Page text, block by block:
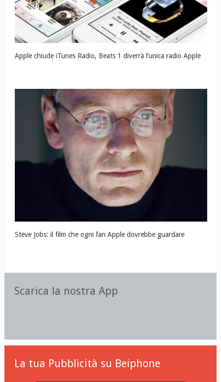
Apple chiude iTunes Radio, Beats 1 diverrà l’unica radio Apple
Steve Jobs: il film che ogni fan Apple dovrebbe guardare
Scarica la nostra App
La tua Pubblicità su Beiphone